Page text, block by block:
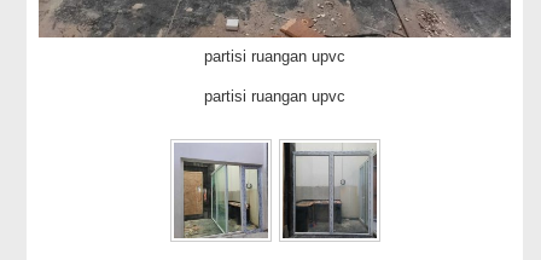
partisi ruangan upvc
partisi ruangan upvc